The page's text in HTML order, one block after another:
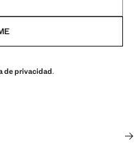
de privacidad.